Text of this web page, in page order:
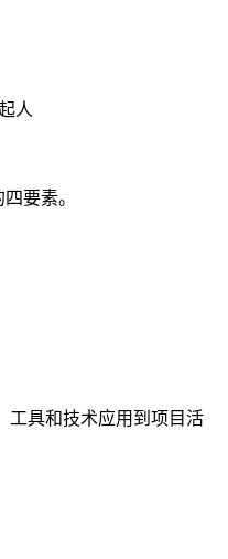
人
要素。
具和技术应用到项目活